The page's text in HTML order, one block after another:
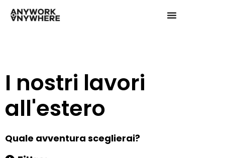
I nostri lavori
all'estero
Quale avventura sceglierai?